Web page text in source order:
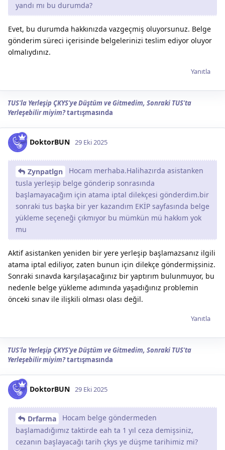
yandı mı bu durumda?
Evet, bu durumda hakkınızda vazgeçmiş oluyorsunuz. Belge
gönderim süreci içerisinde belgelerinizi teslim ediyor oluyor
olmalıydınız.
Yanıtla
TUS'la Yerleşip ÇKYS'ye Düştüm ve Gitmedim, Sonraki TUS'ta
Yerleşebilir miyim?tartışmasında
DoktorBUN 29 Eki 2025
Zynpatlgn
Hocam merhaba.Halihazırda asistanken
tusla yerleşip belge gönderip sonrasında
başlamayacağım için atama iptal dilekçesi gönderdim.bir
sonraki tus başka bir yer kazandım EKİP sayfasında belge
yükleme seçeneği çıkmıyor bu mümkün mü hakkım yok
mu
Aktif asistanken yeniden bir yere yerleşip başlamazsanız ilgili
atama iptal ediliyor, zaten bunun için dilekçe göndermişsiniz.
Sonraki sınavda karşılaşacağınız bir yaptırım bulunmuyor, bu
nedenle belge yükleme adımında yaşadığınız problemin
önceki sınav ile ilişkili olması olası değil.
Yanıtla
TUS'la Yerleşip ÇKYS'ye Düştüm ve Gitmedim, Sonraki TUS'ta
Yerleşebilir miyim?tartışmasında
DoktorBUN 29 Eki 2025
Drfarma
Hocam belge göndermeden
başlamadığımız taktirde eah ta 1 yıl ceza demişsiniz,
cezanın başlayacağı tarih çkys ye düşme tarihimiz mi?